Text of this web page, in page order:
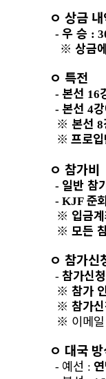
ㅇ 상금 내
- 우 승 :
※ 상금
ㅇ 특전
- 본선 16
- 본선 4
※ 본선 8
※ 프로
ㅇ 참가비
- 일반 참
- KJF 준
※ 입금
※ 모든
ㅇ 참가신
- 참가신
※ 참가
※ 참가
※ 이메
ㅇ 대국
- 예선 :